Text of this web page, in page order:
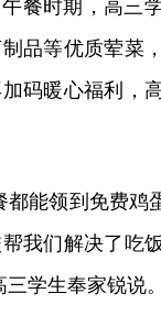
餐时期，高三
品等优质荤菜
码暖心福利，
都能领到免费鸡
我们解决了吃
学生奉家锐说。